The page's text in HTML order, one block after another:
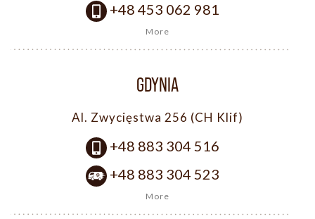
+48 453 062 981
More
GDYNIA
Al. Zwycięstwa 256 (CH Klif)
+48 883 304 516
+48 883 304 523
More